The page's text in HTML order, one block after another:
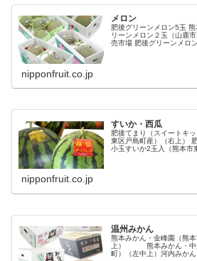
メロン
肥後グリーンメロン5玉
リーンメロン２玉（山鹿
売市場 肥後グリーンメロ
nipponfruit.co.jp
すいか・西瓜
肥後てまり（スイートキ
東区戸島町産）（右上）
小玉すいか2玉入（熊本市
nipponfruit.co.jp
温州みかん
熊本みかん・金峰園（熊
上） 熊本みかん・中
町）（左中上）河内みか